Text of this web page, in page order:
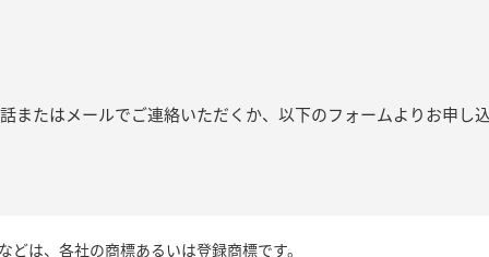
またはメールでご連絡いただくか、以下のフォームよりお申し
は、各社の商標あるいは登録商標です。